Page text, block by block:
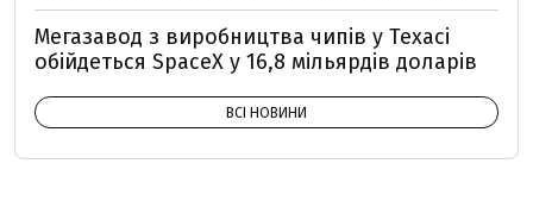
Мегазавод з виробництва чипів у Техасі
обійдеться SpaceX у 16,8 мільярдів доларів
ВСІ НОВИНИ